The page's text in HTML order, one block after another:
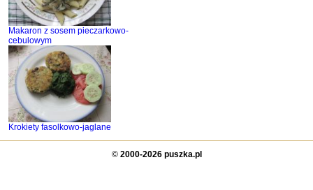
Makaron z sosem pieczarkowo-
cebulowym
Krokiety fasolkowo-jaglane
© 2000-2026 puszka.pl